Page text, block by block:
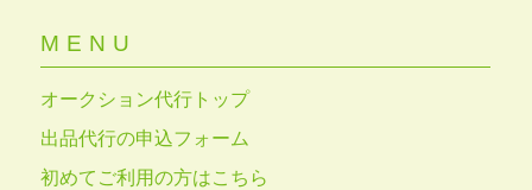
MENU
オークション代行トップ
出品代行の申込フォーム
初めてご利用の方はこちら